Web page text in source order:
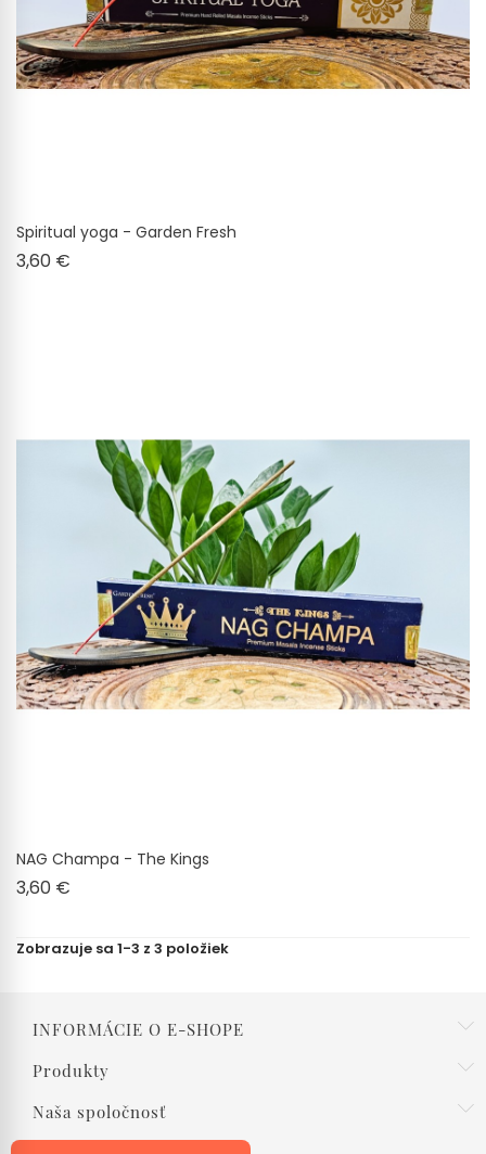
Spiritual yoga - Garden Fresh
3,60 €
NAG Champa - The Kings
3,60 €
Zobrazuje sa 1-3 z 3 položiek
INFORMÁCIE O E-SHOPE
Produkty
Naša spoločnosť